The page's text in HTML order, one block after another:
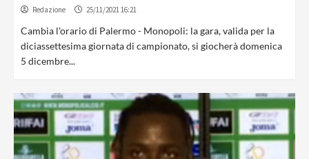
Redazione 25/11/2021 16:21
Cambia l'orario di Palermo - Monopoli: la gara, valida per la
diciassettesima giornata di campionato, si giocherà domenica
5 dicembre...